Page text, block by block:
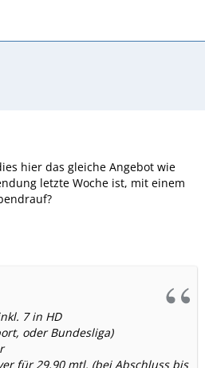
hier das gleiche Angebot wie
letzte Woche ist, mit einem
7 in HD
oder Bundesliga)
für 29,90 mtl. (bei Abschluss bis